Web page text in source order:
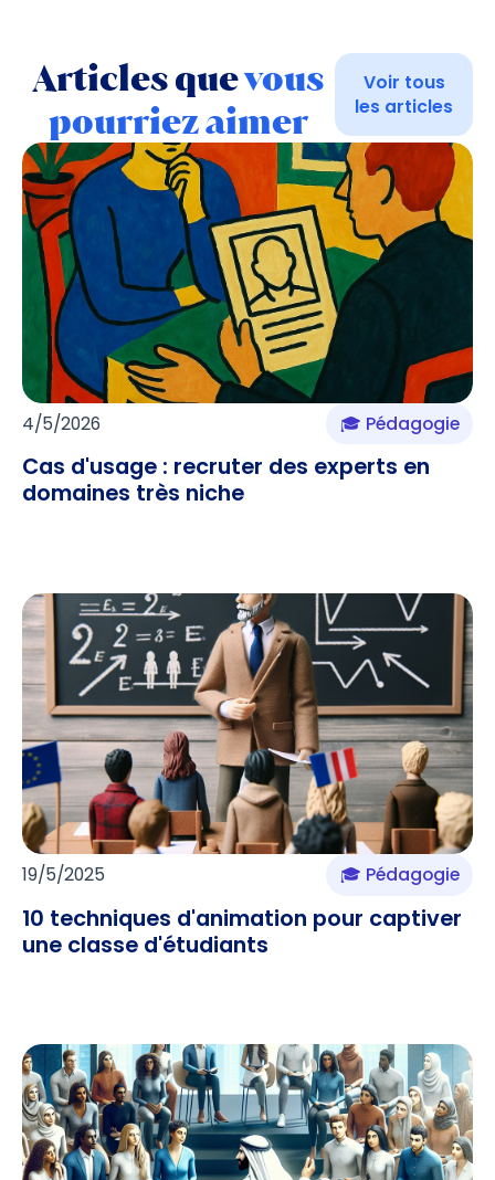
Articles quevous
pourriez aimer
Voir tous
les articles
4/5/2026 🎓 Pédagogie
Cas d'usage : recruter des experts en
domaines très niche
19/5/2025 🎓 Pédagogie
10 techniques d'animation pour captiver
une classe d'étudiants